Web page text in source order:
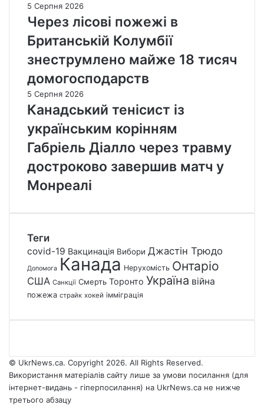
5 Серпня 2026
Через лісові пожежі в
Британській Колумбії
знеструмлено майже 18 тисяч
домогосподарств
5 Серпня 2026
Канадський тенісист із
українським корінням
Габріель Діалло через травму
достроково завершив матч у
Монреалі
Теги
covid-19 Вакцинація Вибори Джастін Трюдо
Допомога Канада Нерухомість Онтаріо
США Санкції Смерть Торонто Україна війна
пожежа страйк хокей імміграція
© UkrNews.ca. Copyright 2026. All Rights Reserved.
Використання матеріалів сайту лише за умови посилання (для
інтернет-видань - гіперпосилання) на UkrNews.ca не нижче
третього абзацу